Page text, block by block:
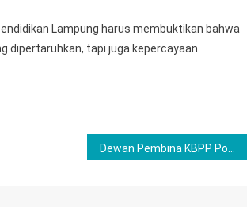
Lampung harus membuktikan bahwa
dipertaruhkan, tapi juga kepercayaan